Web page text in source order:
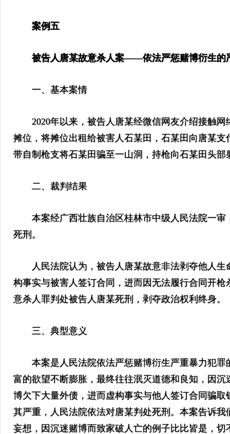
案例五
被告人唐某故意杀人案——依法严惩赌博衍生的
一、基本案情
2020年以来，被告人唐某经微信网友介绍接触网
摊位，将摊位出租给被害人石某田，石某田向唐某
带自制枪支将石某田骗至一山洞，持枪向石某田头
二、裁判结果
本案经广西壮族自治区桂林市中级人民法院一审
死刑。
人民法院认为，被告人唐某故意非法剥夺他人生
构事实与被害人签订合同，进而因无法履行合同开
意杀人罪判处被告人唐某死刑，剥夺政治权利终身。
三、典型意义
本案是人民法院依法严惩赌博衍生严重暴力犯罪
富的欲望不断膨胀，最终往往泯灭道德和良知，因
博欠下大量外债，进而虚构事实与他人签订合同骗
其严重，人民法院依法对唐某判处死刑。本案告诉
妄想，因沉迷赌博而致家破人亡的例子比比皆是，